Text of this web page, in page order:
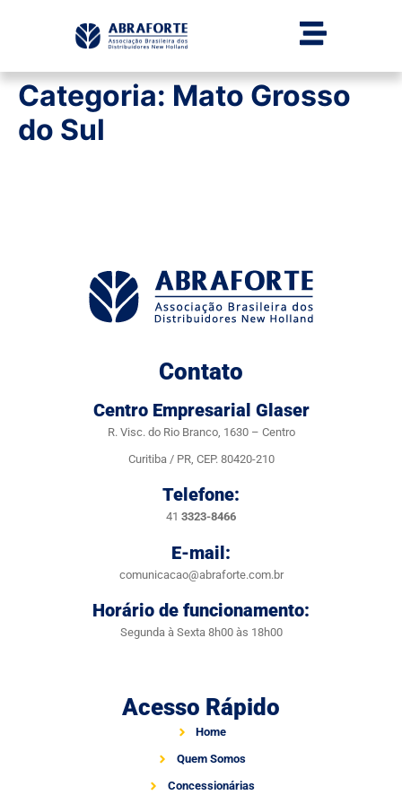
Categoria: Mato Grosso
do Sul
Contato
Centro Empresarial Glaser
R. Visc. do Rio Branco, 1630 – Centro
Curitiba / PR, CEP. 80420-210
Telefone:
41 3323-8466
E-mail:
comunicacao@abraforte.com.br
Horário de funcionamento:
Segunda à Sexta 8h00 às 18h00
Acesso Rápido
Home
Quem Somos
Concessionárias